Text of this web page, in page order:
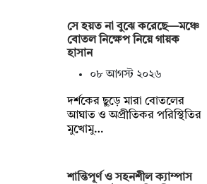
সে হয়ত না ‍বুঝে করেছে—মঞ্চে
বোতল নিক্ষেপ নিয়ে গায়ক
হাসান
০৮ আগস্ট ২০২৬
দর্শকের ছুড়ে মারা বোতলের
আঘাত ও অপ্রীতিকর পরিস্থিতির
মুখোমু…
শান্তিপূর্ণ ও সহনশীল ক্যাম্পাস